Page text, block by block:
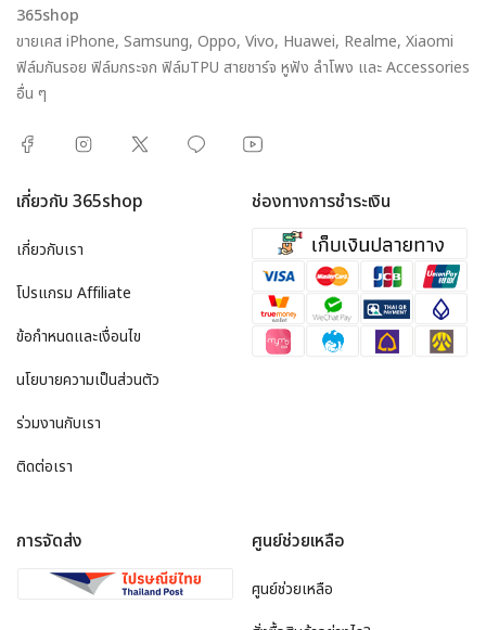
365shop
ขายเคส iPhone, Samsung, Oppo, Vivo, Huawei, Realme, Xiaomi
ฟิล์มกันรอย ฟิล์มกระจก ฟิล์มTPU สายชาร์จ หูฟัง ลำโพง และ Accessories
อื่น ๆ
เกี่ยวกับ 365shop
เกี่ยวกับเรา
โปรแกรม Affiliate
ข้อกำหนดและเงื่อนไข
นโยบายความเป็นส่วนตัว
ร่วมงานกับเรา
ติดต่อเรา
ช่องทางการชำระเงิน
การจัดส่ง ศูนย์ช่วยเหลือ
ศูนย์ช่วยเหลือ